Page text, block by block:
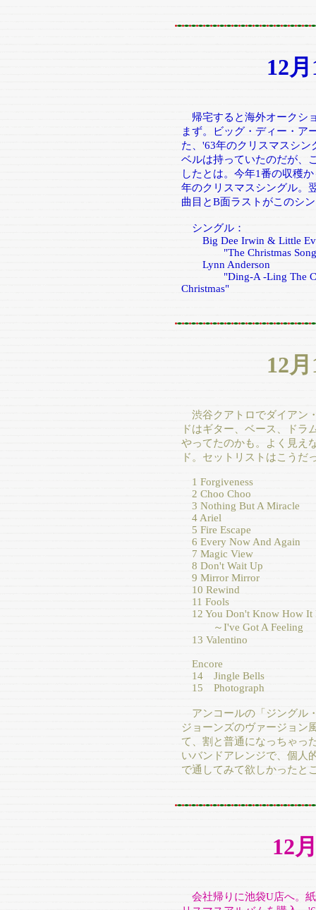
12
帰宅すると海外オークシ
まず。ビッグ・ディー・ア
た、'63年のクリスマスシ
ベルは持っていたのだが、
したとは。今年1番の収穫
年のクリスマスシングル。
曲目とB面ラストがこのシ
シングル：
Big Dee Irwin & Little
"The Christmas Song/I
Lynn Anderson
"Ding-A -Ling The
Christmas"
12
渋谷クアトロでダイアン
ドはギター、ベース、ドラ
やってたのかも。よく見え
ド。セットリストはこうだ
1 Forgiveness
2 Choo Choo
3 Nothing But A Miracle
4 Ariel
5 Fire Escape
6 Every Now And Again
7 Magic View
8 Don't Wait Up
9 Mirror Mirror
10 Rewind
11 Fools
12 You Don't Know How It
～I've Got A Feeling
13 Valentino
Encore
14 Jingle Bells
15 Photograph
アンコールの「ジングル
ジョーンズのヴァージョン
て、割と普通になっちゃっ
いバンドアレンジで、個人
で通してみて欲しかったと
12
会社帰りに池袋U店へ。